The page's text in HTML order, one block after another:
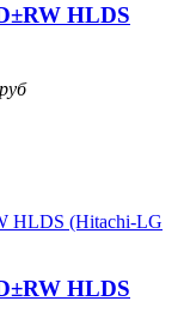
HLDS
руб
HLDS